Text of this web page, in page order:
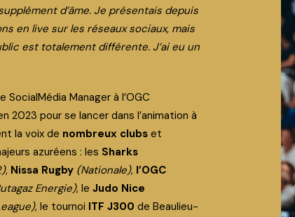
d’âme. Je présentais depuis
en live sur les réseaux sociaux, mais
est totalement différente. J’ai eu un
SocialMédia Manager à l’OGC
2023 pour se lancer dans l’animation à
la voix de nombreux clubs et
azuréens : les Sharks
, Nissa Rugby (Nationale), l’OGC
Energie), le Judo Nice
, le tournoi ITF J300 de Beaulieu-